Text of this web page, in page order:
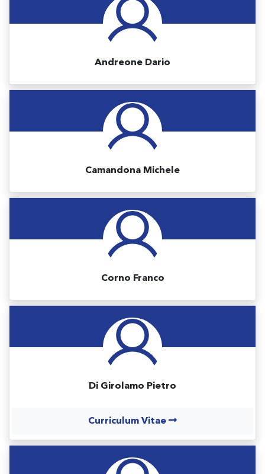
Andreone Dario
Camandona Michele
Corno Franco
Di Girolamo Pietro
Curriculum Vitae